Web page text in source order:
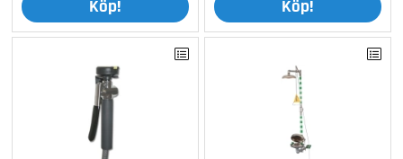
Köp! Köp!